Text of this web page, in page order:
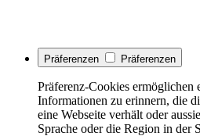
Präferenzen Präferenzen
Präferenz-Cookies ermöglichen
Informationen zu erinnern, die
eine Webseite verhält oder
Sprache oder die Region in der